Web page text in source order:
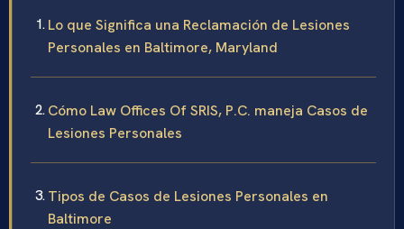
Lo que Significa una Reclamación de Lesiones
Personales en Baltimore, Maryland
Cómo Law Offices Of SRIS, P.C. maneja Casos de
Lesiones Personales
Tipos de Casos de Lesiones Personales en
Baltimore